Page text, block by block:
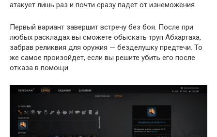
атакует лишь раз и почти сразу падет от изнеможения.
Первый вариант завершит встречу без боя. После при
любых раскладах вы сможете обыскать труп Абхартаха,
забрав реликвия для оружия — безделушку предтечи. То
же самое произойдет, если вы решите убить его после
отказа в помощи.